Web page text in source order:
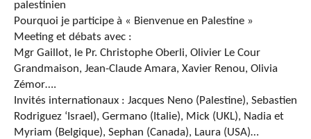
palestinien
Pourquoi je participe à « Bienvenue en Palestine »
Meeting et débats avec :
Mgr Gaillot, le Pr. Christophe Oberli, Olivier Le Cour
Grandmaison, Jean-Claude Amara, Xavier Renou, Olivia
Zémor….
Invités internationaux : Jacques Neno (Palestine), Sebastien
Rodriguez ‘Israel), Germano (Italie), Mick (UKL), Nadia et
Myriam (Belgique), Sephan (Canada), Laura (USA)…